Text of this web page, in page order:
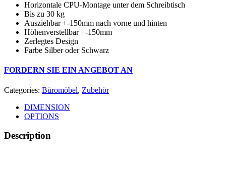
Horizontale CPU-Montage unter dem Schreibtisch
Bis zu 30 kg
Ausziehbar +-150mm nach vorne und hinten
Höhenverstellbar +-150mm
Zerlegtes Design
Farbe Silber oder Schwarz
FORDERN SIE EIN ANGEBOT AN
Categories: Büromöbel, Zubehör
DIMENSION
OPTIONS
Description